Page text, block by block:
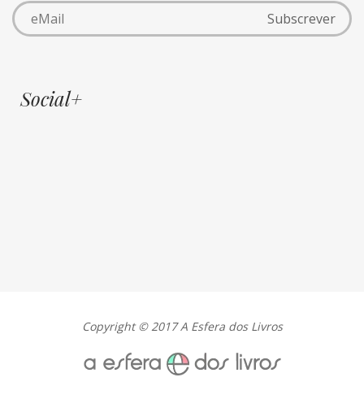
Social+
Copyright © 2017 A Esfera dos Livros